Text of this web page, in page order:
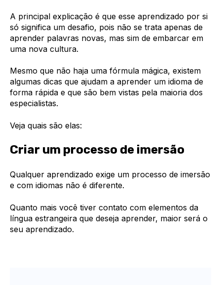
A principal explicação é que esse aprendizado por si
só significa um desafio, pois não se trata apenas de
aprender palavras novas, mas sim de embarcar em
uma nova cultura.
Mesmo que não haja uma fórmula mágica, existem
algumas dicas que ajudam a aprender um idioma de
forma rápida e que são bem vistas pela maioria dos
especialistas.
Veja quais são elas:
Criar um processo de imersão
Qualquer aprendizado exige um processo de imersão
e com idiomas não é diferente.
Quanto mais você tiver contato com elementos da
língua estrangeira que deseja aprender, maior será o
seu aprendizado.